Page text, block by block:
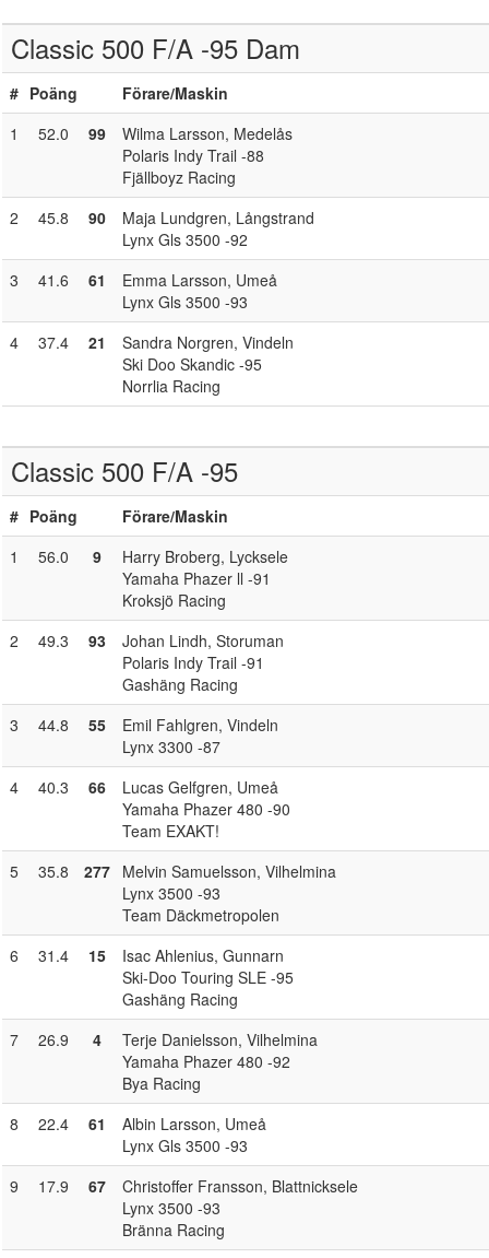
Classic 500 F/A -95 Dam
# Poäng Förare/Maskin
1
52.0 99 Wilma Larsson, Medelås
Polaris Indy Trail -88
Fjällboyz Racing
2
45.8 90 Maja Lundgren, Långstrand
Lynx Gls 3500 -92
3
41.6 61 Emma Larsson, Umeå
Lynx Gls 3500 -93
4
37.4 21 Sandra Norgren, Vindeln
Ski Doo Skandic -95
Norrlia Racing
Classic 500 F/A -95
# Poäng Förare/Maskin
1
56.0 9 Harry Broberg, Lycksele
Yamaha Phazer ll -91
Kroksjö Racing
2
49.3 93 Johan Lindh, Storuman
Polaris Indy Trail -91
Gashäng Racing
3
44.8 55 Emil Fahlgren, Vindeln
Lynx 3300 -87
4
40.3 66 Lucas Gelfgren, Umeå
Yamaha Phazer 480 -90
Team EXAKT!
5
35.8 277 Melvin Samuelsson, Vilhelmina
Lynx 3500 -93
Team Däckmetropolen
6
31.4 15 Isac Ahlenius, Gunnarn
Ski-Doo Touring SLE -95
Gashäng Racing
7
26.9 4 Terje Danielsson, Vilhelmina
Yamaha Phazer 480 -92
Bya Racing
8
22.4 61 Albin Larsson, Umeå
Lynx Gls 3500 -93
9
17.9 67 Christoffer Fransson, Blattnicksele
Lynx 3500 -93
Bränna Racing